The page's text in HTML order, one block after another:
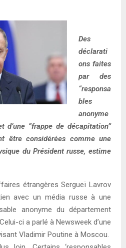
Des
déclarati
ons faites
par des
“responsa
bles
anonyme
d’une “frappe de décapitation”
être considérées comme une
du Président russe, estime
étrangères Sergueï Lavrov
avec un média russe à une
anonyme du département
ci a parlé à Newsweek d’une
Vladimir Poutine à Moscou.